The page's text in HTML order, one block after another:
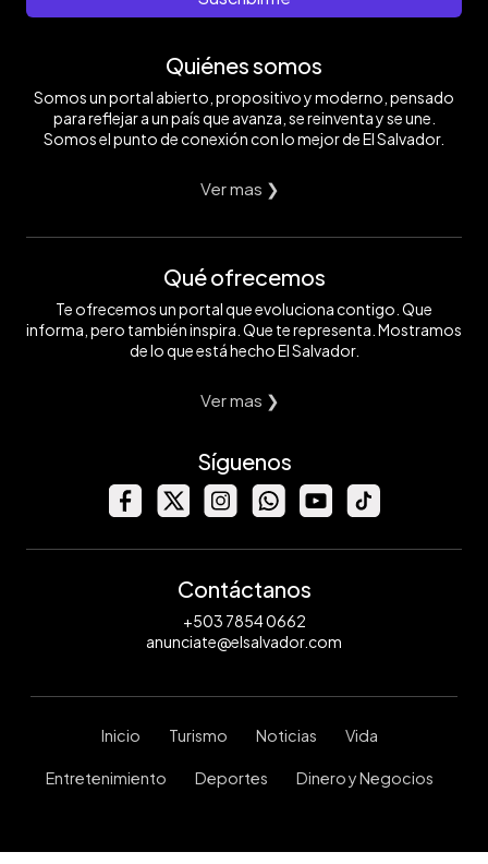
Quiénes somos
Somos un portal abierto, propositivo y moderno, pensado
para reflejar a un país que avanza, se reinventa y se une.
Somos el punto de conexión con lo mejor de El Salvador.
Ver mas ❯
Qué ofrecemos
Te ofrecemos un portal que evoluciona contigo. Que
informa, pero también inspira. Que te representa. Mostramos
de lo que está hecho El Salvador.
Ver mas ❯
Síguenos
Contáctanos
+503 7854 0662
anunciate@elsalvador.com
Inicio Turismo Noticias Vida
Entretenimiento Deportes Dinero y Negocios